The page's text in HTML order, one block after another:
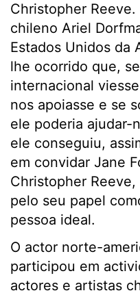
Christopher
chileno Ariel
Estados Unidos da
lhe ocorrido que,
internacional
nos apoiasse e se
ele poderia ajudar-
ele conseguiu,
em convidar Jane
Christopher
pelo seu papel
pessoa ideal.
O actor norte-
participou em
actores e artistas